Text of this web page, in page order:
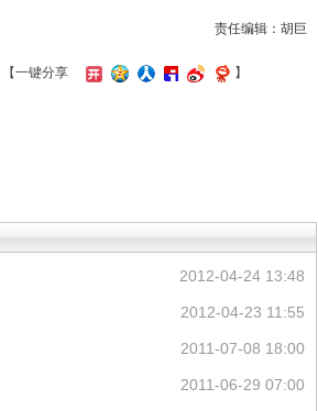
责任编辑：胡巨
【一键分享 】
2012-04-24 13:48
2012-04-23 11:55
2011-07-08 18:00
2011-06-29 07:00